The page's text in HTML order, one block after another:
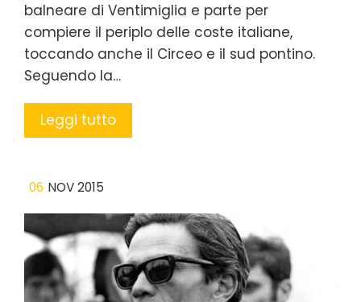
balneare di Ventimiglia e parte per
compiere il periplo delle coste italiane,
toccando anche il Circeo e il sud pontino.
Seguendo la…
Leggi tutto
06 NOV 2015